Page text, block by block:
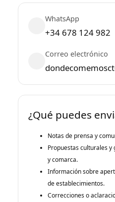
WhatsApp
+34 678 124 982
Correo electrónico
¿Qué puedes
Notas de prensa y
Propuestas culturales
y comarca.
Información sobre
de establecimientos.
Correcciones o